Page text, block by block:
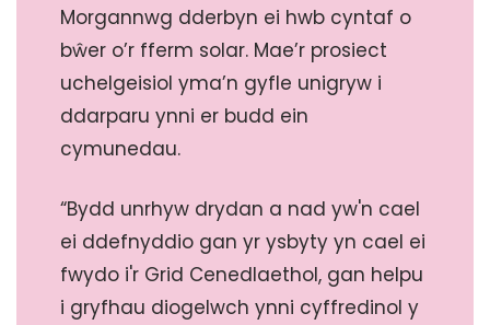
Morgannwg dderbyn ei hwb cyntaf o
bŵer o’r fferm solar. Mae’r prosiect
uchelgeisiol yma’n gyfle unigryw i
ddarparu ynni er budd ein
cymunedau.
“Bydd unrhyw drydan a nad yw'n cael
ei ddefnyddio gan yr ysbyty yn cael ei
fwydo i'r Grid Cenedlaethol, gan helpu
i gryfhau diogelwch ynni cyffredinol y